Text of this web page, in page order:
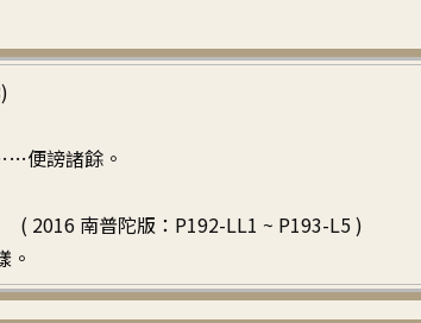
便謗諸餘。
( 2016 南普陀版：P192-LL1 ~ P193-L5 )
。